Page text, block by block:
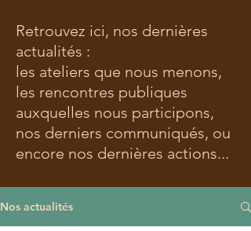
Retrouvez ici, nos dernières
actualités :
les ateliers que nous menons,
les rencontres publiques
auxquelles nous participons,
nos derniers communiqués, ou
encore nos dernières actions...
Nos actualités